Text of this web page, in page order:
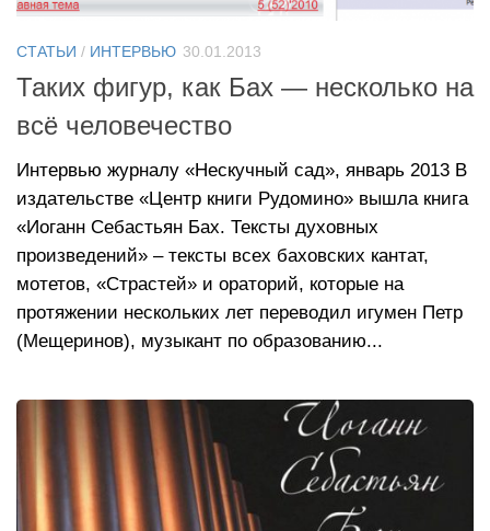
СТАТЬИ / ИНТЕРВЬЮ 30.01.2013
Таких фигур, как Бах — несколько на
всё человечество
Интервью журналу «Нескучный сад», январь 2013 В
издательстве «Центр книги Рудомино» вышла книга
«Иоганн Себастьян Бах. Тексты духовных
произведений» – тексты всех баховских кантат,
мотетов, «Страстей» и ораторий, которые на
протяжении нескольких лет переводил игумен Петр
(Мещеринов), музыкант по образованию...